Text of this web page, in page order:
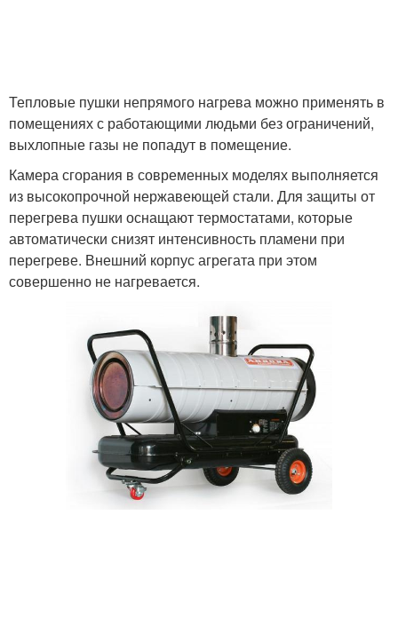
Тепловые пушки непрямого нагрева можно применять в
помещениях с работающими людьми без ограничений,
выхлопные газы не попадут в помещение.
Камера сгорания в современных моделях выполняется
из высокопрочной нержавеющей стали. Для защиты от
перегрева пушки оснащают термостатами, которые
автоматически снизят интенсивность пламени при
перегреве. Внешний корпус агрегата при этом
совершенно не нагревается.